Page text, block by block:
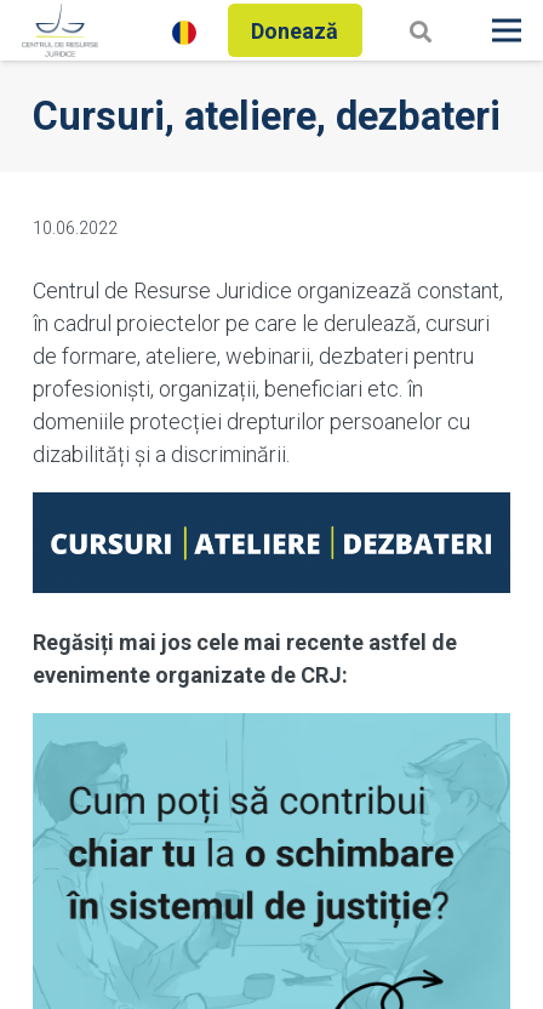
Donează
Cursuri, ateliere, dezbateri
10.06.2022
Centrul de Resurse Juridice organizează constant,
în cadrul proiectelor pe care le derulează, cursuri
de formare, ateliere, webinarii, dezbateri pentru
profesioniști, organizații, beneficiari etc. în
domeniile protecției drepturilor persoanelor cu
dizabilități și a discriminării.
Regăsiți mai jos cele mai recente astfel de
evenimente organizate de CRJ: